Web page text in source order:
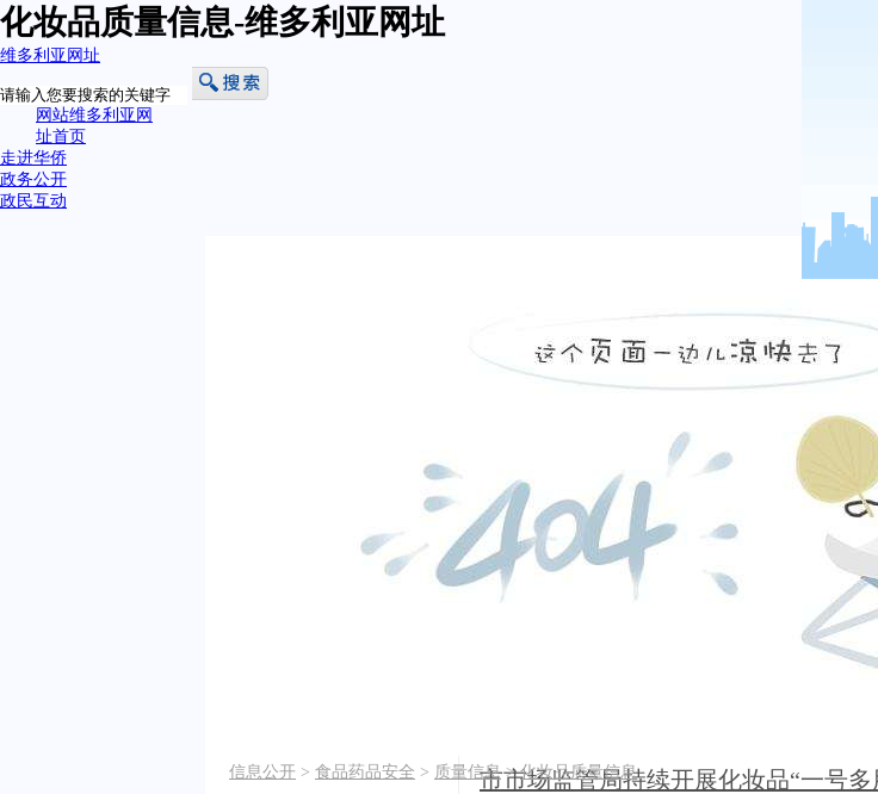
化妆品质量信息-维多利亚网址
维多利亚网址
网站维多利亚网
址首页
走进华侨
政务公开
政民互动
信息公开 > 食品药品安全 > 质量信息>化妆品质量信息
市市场监管局持续开展化妆品“一号